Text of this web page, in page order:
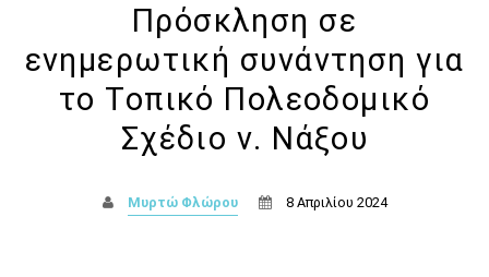
Πρόσκληση σε
ενημερωτική συνάντηση για
το Τοπικό Πολεοδομικό
Σχέδιο ν. Νάξου
Μυρτώ Φλώρου 8 Απριλίου 2024